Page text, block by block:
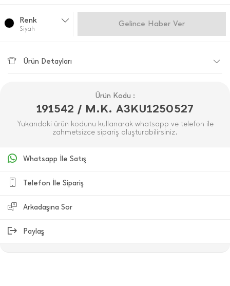
Renk
Si̇yah
Gelince Haber Ver
Ürün Detayları
Ürün Kodu :
191542 / M.K. A3KU1250527
Yukarıdaki ürün kodunu kullanarak whatsapp ve telefon ile
zahmetsizce sipariş oluşturabilirsiniz.
Whatsapp İle Satış
Telefon İle Sipariş
Arkadaşına Sor
Paylaş